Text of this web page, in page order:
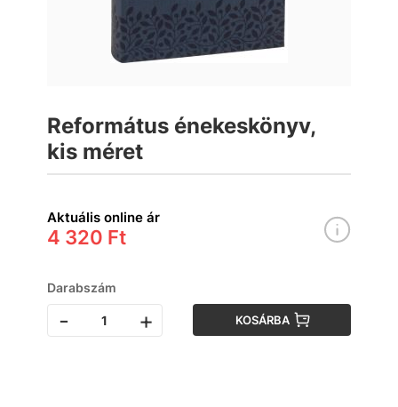
Református énekeskönyv,
kis méret
Aktuális online ár
4 320 Ft
Darabszám
- + KOSÁRBA